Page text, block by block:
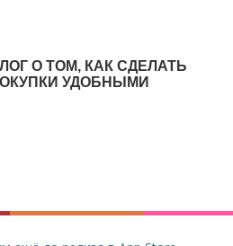
О ТОМ, КАК СДЕЛАТЬ
УДОБНЫМИ